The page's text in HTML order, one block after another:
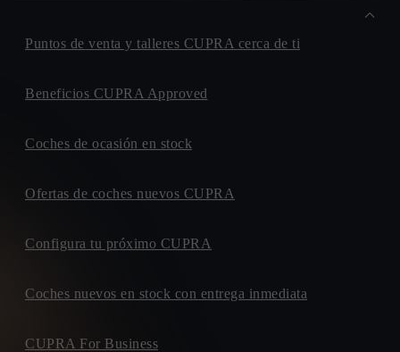
Puntos de venta y talleres CUPRA cerca de ti
Beneficios CUPRA Approved
Coches de ocasión en stock
Ofertas de coches nuevos CUPRA
Configura tu próximo CUPRA
Coches nuevos en stock con entrega inmediata
CUPRA For Business